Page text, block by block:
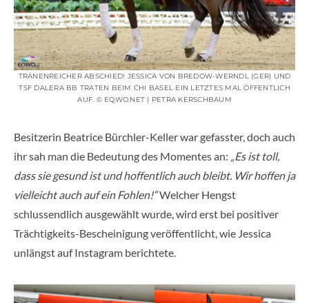
TRÄNENREICHER ABSCHIED! JESSICA VON BREDOW-WERNDL (GER) UND
TSF DALERA BB TRATEN BEIM CHI BASEL EIN LETZTES MAL ÖFFENTLICH
AUF. © EQWO.NET | PETRA KERSCHBAUM
Besitzerin Beatrice Bürchler-Keller war gefasster, doch auch
ihr sah man die Bedeutung des Momentes an: „Es ist toll,
dass sie gesund ist und hoffentlich auch bleibt. Wir hoffen ja
vielleicht auch auf ein Fohlen!“Welcher Hengst
schlussendlich ausgewählt wurde, wird erst bei positiver
Trächtigkeits-Bescheinigung veröffentlicht, wie Jessica
unlängst auf Instagram berichtete.